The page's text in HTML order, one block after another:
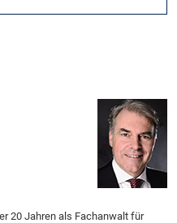
20 Jahren als Fachanwalt für